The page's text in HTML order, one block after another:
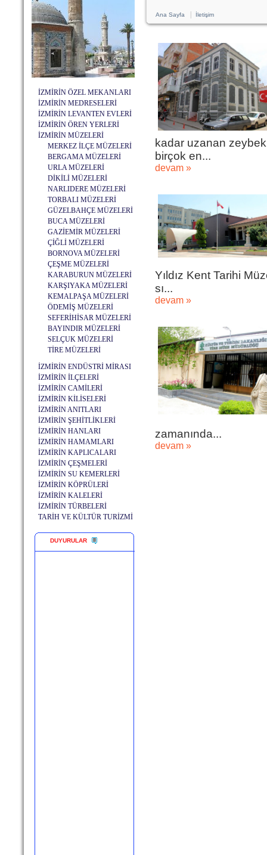
İZMİRİN ÖZEL MEKANLARI
İZMİRİN MEDRESELERİ
İZMİRİN LEVANTEN EVLERİ
İZMİRİN ÖREN YERLERİ
İZMİRİN MÜZELERİ
MERKEZ İLÇE MÜZELERİ
BERGAMA MÜZELERİ
URLA MÜZELERİ
DİKİLİ MÜZELERİ
NARLIDERE MÜZELERİ
TORBALI MÜZELERİ
GÜZELBAHÇE MÜZELERİ
BUCA MÜZELERİ
GAZİEMİR MÜZELERİ
ÇİĞLİ MÜZELERİ
BORNOVA MÜZELERİ
ÇEŞME MÜZELERİ
KARABURUN MÜZELERİ
KARŞIYAKA MÜZELERİ
KEMALPAŞA MÜZELERİ
ÖDEMİŞ MÜZELERİ
SEFERİHİSAR MÜZELERİ
BAYINDIR MÜZELERİ
SELÇUK MÜZELERİ
TİRE MÜZELERİ
İZMİRİN ENDÜSTRİ MİRASI
İZMİRİN İLÇELERİ
İZMİRİN CAMİLERİ
İZMİRİN KİLİSELERİ
İZMİRİN ANITLARI
İZMİRİN ŞEHİTLİKLERİ
İZMİRİN HANLARI
İZMİRİN HAMAMLARI
İZMİRİN KAPLICALARI
İZMİRİN ÇEŞMELERİ
İZMİRİN SU KEMERLERİ
İZMİRİN KÖPRÜLERİ
İZMİRİN KALELERİ
İZMİRİN TÜRBELERİ
TARİH VE KÜLTÜR TURİZMİ
DUYURULAR
Ana Sayfa| İletişim
kadar uzanan
birçok en...
devam »
Yıldız Kent Tarihi
sı...
devam »
zamanında...
devam »